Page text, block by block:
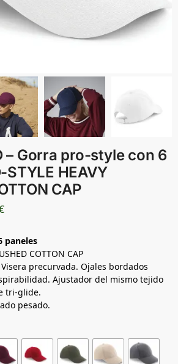
– Gorra pro-style con 6
STYLE HEAVY
CAP
paneles
COTTON CAP
precurvada. Ojales bordados
Ajustador del mismo tejido
tri-glide.
pesado.